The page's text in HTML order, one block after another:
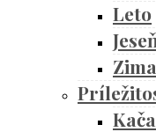
Leto
Zima